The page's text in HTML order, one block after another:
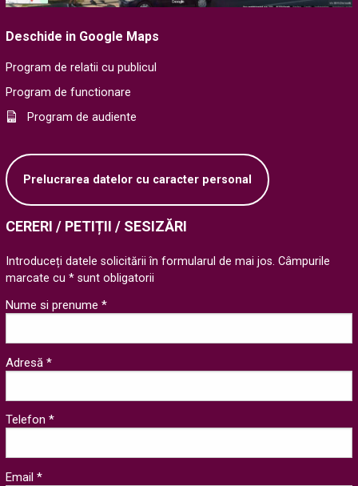
Deschide in Google Maps
Program de relatii cu publicul
Program de functionare
Program de audiente
Prelucrarea datelor cu caracter personal
CERERI / PETIȚII / SESIZĂRI
Introduceți datele solicitării în formularul de mai jos. Câmpurile
marcate cu * sunt obligatorii
Nume si prenume *
Adresă *
Telefon *
Email *